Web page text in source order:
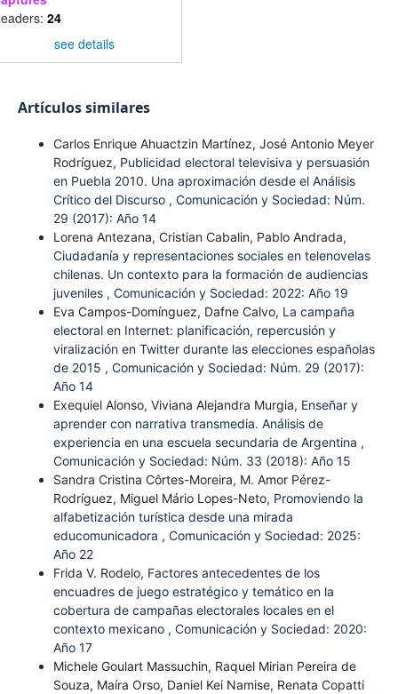
24
see details
Artículos similares
Carlos Enrique Ahuactzin Martínez, José Antonio Meyer
Rodríguez, Publicidad electoral televisiva y persuasión
en Puebla 2010. Una aproximación desde el Análisis
Crítico del Discurso , Comunicación y Sociedad: Núm.
29 (2017): Año 14
Lorena Antezana, Cristian Cabalin, Pablo Andrada,
Ciudadanía y representaciones sociales en telenovelas
chilenas. Un contexto para la formación de audiencias
juveniles , Comunicación y Sociedad: 2022: Año 19
Eva Campos-Domínguez, Dafne Calvo, La campaña
electoral en Internet: planificación, repercusión y
viralización en Twitter durante las elecciones españolas
de 2015 , Comunicación y Sociedad: Núm. 29 (2017):
Año 14
Exequiel Alonso, Viviana Alejandra Murgia, Enseñar y
aprender con narrativa transmedia. Análisis de
experiencia en una escuela secundaria de Argentina ,
Comunicación y Sociedad: Núm. 33 (2018): Año 15
Sandra Cristina Côrtes-Moreira, M. Amor Pérez-
Rodríguez, Miguel Mário Lopes-Neto, Promoviendo la
alfabetización turística desde una mirada
educomunicadora , Comunicación y Sociedad: 2025:
Año 22
Frida V. Rodelo, Factores antecedentes de los
encuadres de juego estratégico y temático en la
cobertura de campañas electorales locales en el
contexto mexicano , Comunicación y Sociedad: 2020:
Año 17
Michele Goulart Massuchin, Raquel Mirian Pereira de
Souza, Maíra Orso, Daniel Kei Namise, Renata Copatti